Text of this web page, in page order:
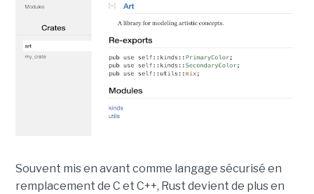
Souvent mis en avant comme langage sécurisé en
remplacement de C et C++, Rust devient de plus en